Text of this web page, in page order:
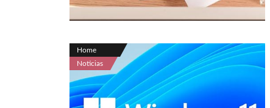
Home
Noticias